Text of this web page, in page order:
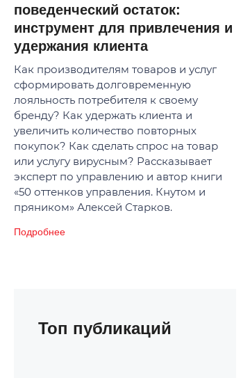
поведенческий остаток:
инструмент для привлечения и
удержания клиента
Как производителям товаров и услуг
сформировать долговременную
лояльность потребителя к своему
бренду? Как удержать клиента и
увеличить количество повторных
покупок? Как сделать спрос на товар
или услугу вирусным? Рассказывает
эксперт по управлению и автор книги
«50 оттенков управления. Кнутом и
пряником» Алексей Старков.
Подробнее
Топ публикаций